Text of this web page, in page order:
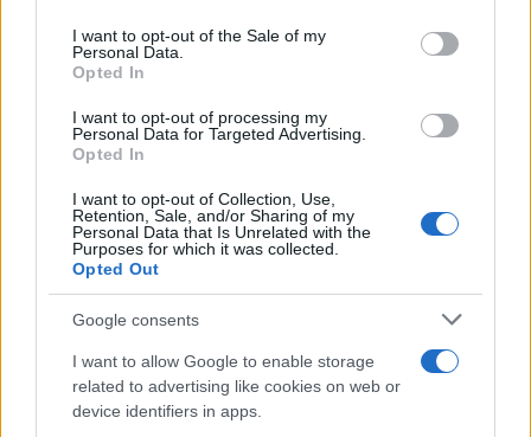
consent section.
I want to opt-out of the Sale of my
Personal Data.
Opted In
I want to opt-out of processing my
Personal Data for Targeted Advertising.
Opted In
I want to opt-out of Collection, Use,
Retention, Sale, and/or Sharing of my
Personal Data that Is Unrelated with the
Purposes for which it was collected.
Opted Out
Google consents
I want to allow Google to enable storage
related to advertising like cookies on web or
device identifiers in apps.
Πιο δημοφιλή
Κυψέλη: Ο περίεργος ηλικιωμένος και το
ταξίδι στην Αράχωβα – Όσα ισχυρίστηκε ο
26χρονος για τον θάνατο της Βρετανίδας
Μύκονος: Βίντεο με τους αστυνομικούς να
εντοπίζουν την τσάντα Hermès και το
Rolex όπου άρπαξε Έλληνας οδηγός από
Ουκρανό τουρίστα
Μυστράς: «Φρούριο» το ξενοδοχείο που
έκρυβε τη σορό του 90χρονου ο γιος του –
Πόρτο Γερμενό: Η στιγμή που η φωτιά
μπαίνει στο χωριό και καταστρέφει τα
πάντα στο πέρασμά της